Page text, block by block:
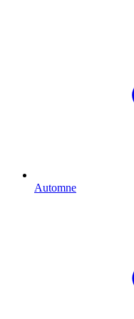
Automne